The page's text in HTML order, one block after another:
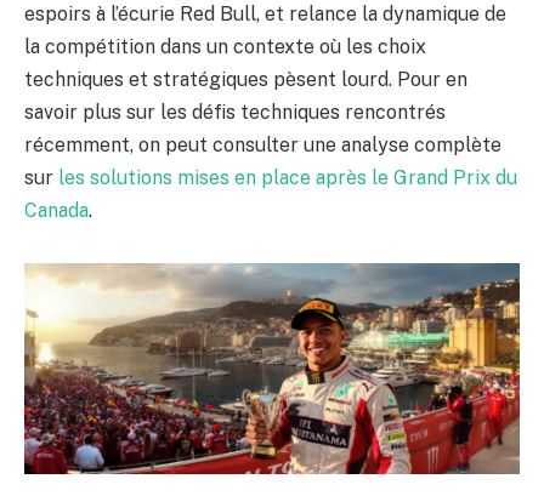
espoirs à l’écurie Red Bull, et relance la dynamique de
la compétition dans un contexte où les choix
techniques et stratégiques pèsent lourd. Pour en
savoir plus sur les défis techniques rencontrés
récemment, on peut consulter une analyse complète
sur les solutions mises en place après le Grand Prix du
Canada.